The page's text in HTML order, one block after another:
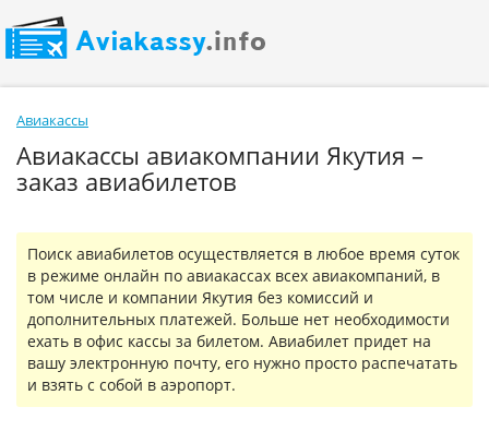
Авиакассы
Авиакассы авиакомпании Якутия –
заказ авиабилетов
Поиск авиабилетов осуществляется в любое время суток
в режиме онлайн по авиакассах всех авиакомпаний, в
том числе и компании Якутия без комиссий и
дополнительных платежей. Больше нет необходимости
ехать в офис кассы за билетом. Авиабилет придет на
вашу электронную почту, его нужно просто распечатать
и взять с собой в аэропорт.